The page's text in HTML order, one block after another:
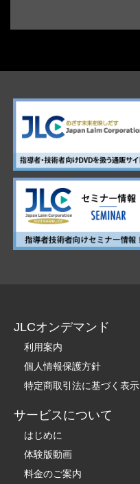
JLCオンデマンド
利用案内
個人情報保護方針
特定商取引法に基づく表示
サービスについて
はじめに
体験版動画
料金のご案内